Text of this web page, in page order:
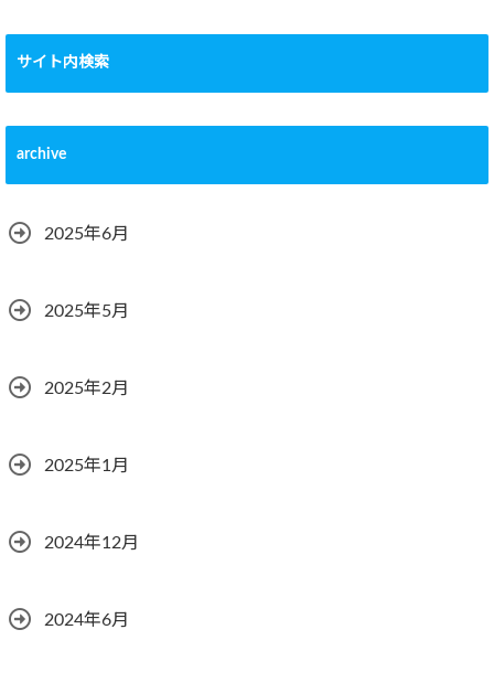
サイト内検索
archive
2025年6月
2025年5月
2025年2月
2025年1月
2024年12月
2024年6月